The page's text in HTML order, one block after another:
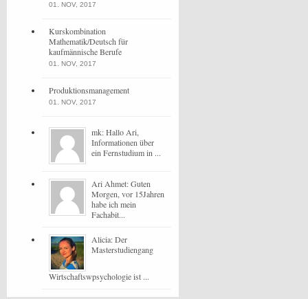
01. NOV, 2017
Kurskombination
Mathematik/Deutsch für
kaufmännische Berufe
01. NOV, 2017
Produktionsmanagement
01. NOV, 2017
mk: Hallo Ari,
Informationen über
ein Fernstudium in ...
Ari Ahmet: Guten
Morgen, vor 15Jahren
habe ich mein
Fachabit...
Alicia: Der
Masterstudiengang
Wirtschaftswpsychologie ist ...